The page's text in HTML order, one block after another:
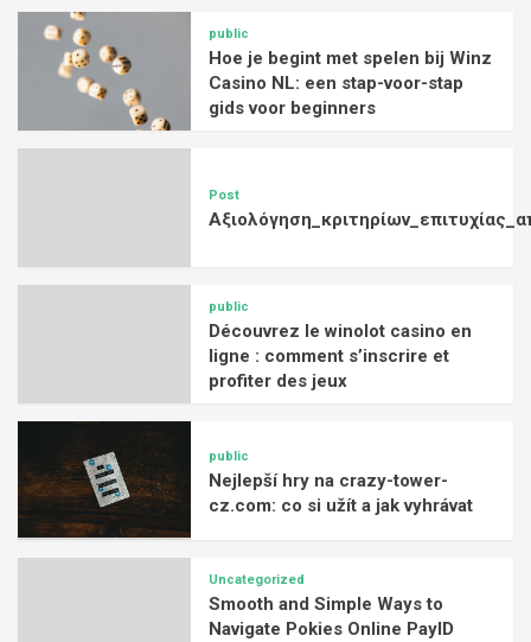
public
Hoe je begint met spelen bij Winz
Casino NL: een stap-voor-stap
gids voor beginners
Post
public
Découvrez le winolot casino en
ligne : comment s’inscrire et
profiter des jeux
public
Nejlepší hry na crazy-tower-
cz.com: co si užít a jak vyhrávat
Uncategorized
Smooth and Simple Ways to
Navigate Pokies Online PayID